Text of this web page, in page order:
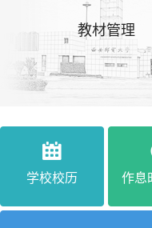
教材管理
学校校历 作息